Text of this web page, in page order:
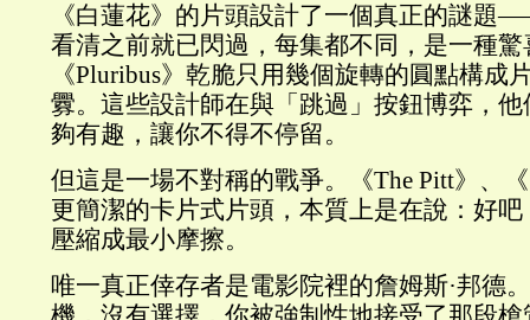
《白蓮花》的片頭設計了一個真正的謎題
看清之前就已閃過，每集都不同，是一種
《Pluribus》乾脆只用幾個旋轉的圓點構成
釁。這些設計師在與「跳過」按鈕博弈，
夠有趣，讓你不得不停留。
但這是一場不對稱的戰爭。《The Pitt》、
更簡潔的卡片式片頭，本質上是在說：好
壓縮成最小摩擦。
唯一真正倖存者是電影院裡的詹姆斯·邦德